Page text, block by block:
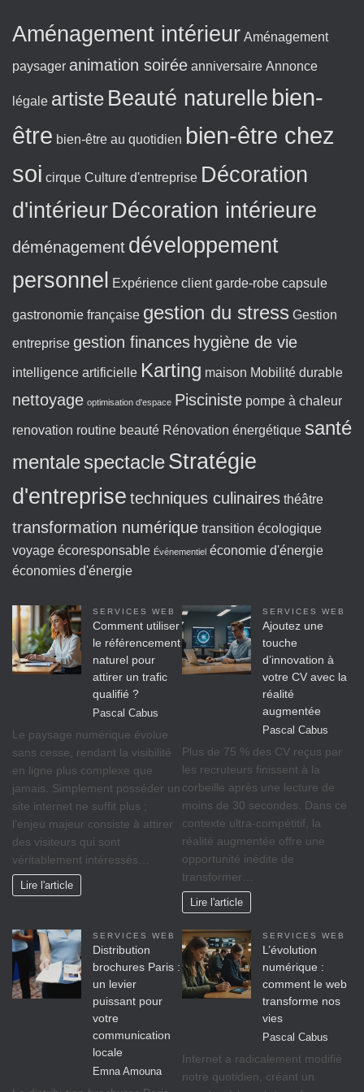
Aménagement intérieur Aménagement
paysager animation soirée anniversaire Annonce
légale artiste Beauté naturelle bien-
être bien-être au quotidien bien-être chez
soi cirque Culture d'entreprise Décoration
d'intérieurDécoration intérieure
déménagement développement
personnel Expérience client garde-robe capsule
gastronomie française gestion du stress Gestion
entreprise gestion finances hygiène de vie
intelligence artificielle Karting maison Mobilité durable
nettoyage optimisation d'espace Pisciniste pompe à chaleur
renovation routine beauté Rénovation énergétique santé
mentalespectacleStratégie
d'entreprise techniques culinaires théâtre
transformation numérique transition écologique
voyage écoresponsable Événementiel économie d'énergie
économies d'énergie
SERVICES WEB
Comment utiliser
le référencement
naturel pour
attirer un trafic
qualifié ?
Pascal Cabus
Le paysage numérique évolue
sans cesse, rendant la visibilité
en ligne plus complexe que
jamais. Simplement posséder un
site internet ne suffit plus ;
l’enjeu majeur consiste à attirer
des visiteurs qui sont
véritablement intéressés…
Lire l'article
SERVICES WEB
Ajoutez une
touche
d’innovation à
votre CV avec la
réalité
augmentée
Pascal Cabus
Plus de 75 % des CV reçus par
les recruteurs finissent à la
corbeille après une lecture de
moins de 30 secondes. Dans ce
contexte ultra-compétitif, la
réalité augmentée offre une
opportunité inédite de
transformer…
Lire l'article
SERVICES WEB
Distribution
brochures Paris :
un levier
puissant pour
votre
communication
locale
Emna Amouna
SERVICES WEB
L’évolution
numérique :
comment le web
transforme nos
vies
Pascal Cabus
Internet a radicalement modifié
notre quotidien, créant un